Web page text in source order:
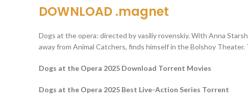
DOWNLOAD .magnet
Dogs at the opera: directed by vasiliy rovenskiy. With Anna
away from Animal Catchers, finds himself in the Bolshoy
Dogs at the Opera 2025 Download Torrent Movies
Dogs at the Opera 2025 Best Live-Action Series Torrent